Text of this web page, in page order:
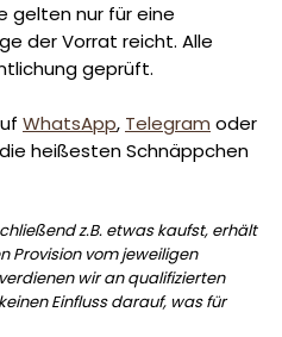
gelten nur für eine
der Vorrat reicht. Alle
geprüft.
WhatsApp, Telegram oder
heißesten Schnäppchen
z.B. etwas kaufst, erhält
Provision vom jeweiligen
wir an qualifizierten
Einfluss darauf, was für